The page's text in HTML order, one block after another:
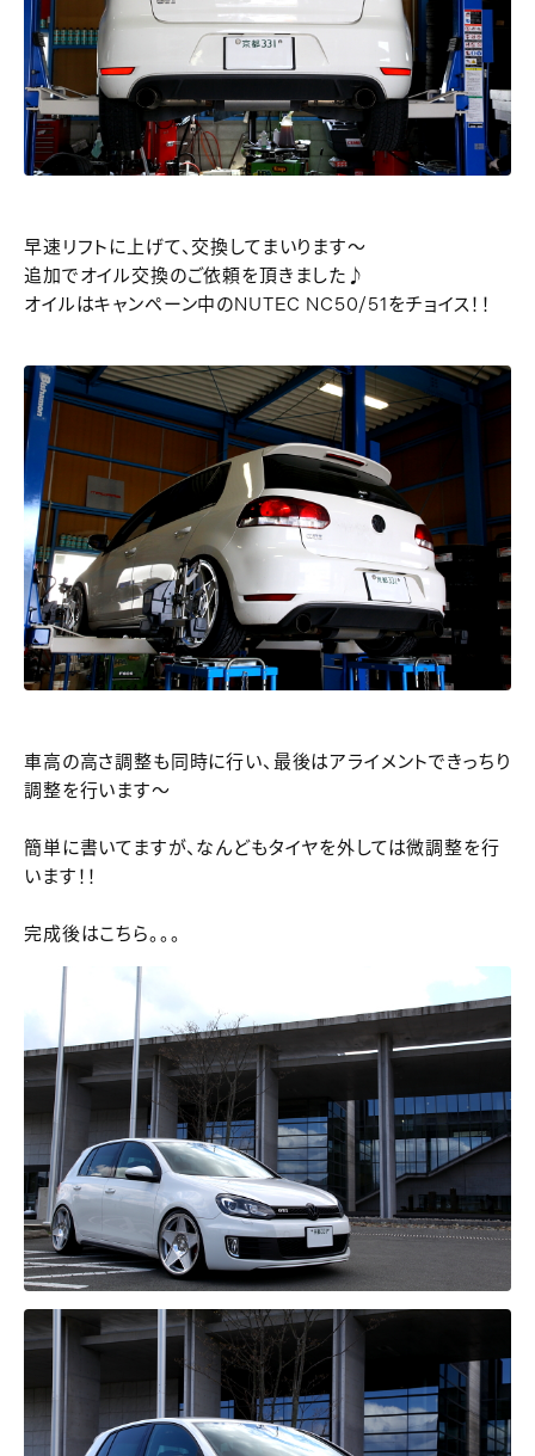
早速リフトに上げて、交換してまいります～
追加でオイル交換のご依頼を頂きました♪
オイルはキャンペーン中のNUTEC NC50/51をチョイス！！
車高の高さ調整も同時に行い、最後はアライメントできっちり
調整を行います～
簡単に書いてますが、なんどもタイヤを外しては微調整を行
います！！
完成後はこちら。。。